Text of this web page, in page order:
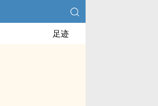
足迹